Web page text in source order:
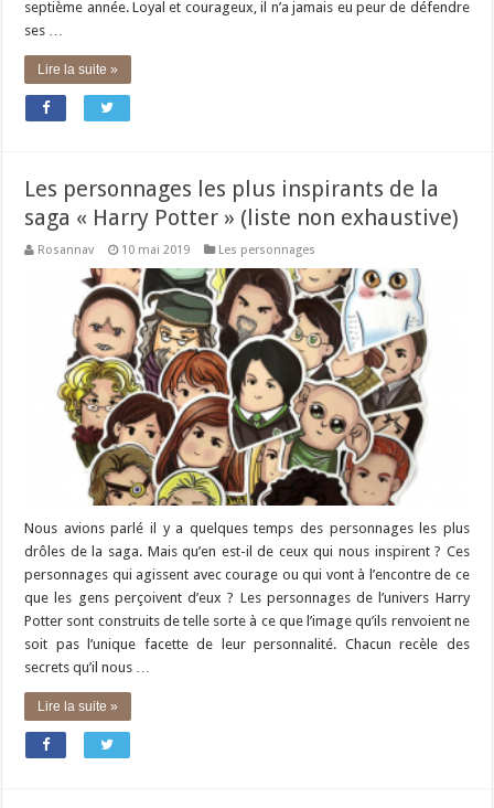
septième année. Loyal et courageux, il n’a jamais eu peur de défendre
ses …
Lire la suite »
Les personnages les plus inspirants de la
saga « Harry Potter » (liste non exhaustive)
Rosannav 10 mai 2019 Les personnages
Nous avions parlé il y a quelques temps des personnages les plus
drôles de la saga. Mais qu’en est-il de ceux qui nous inspirent ? Ces
personnages qui agissent avec courage ou qui vont à l’encontre de ce
que les gens perçoivent d’eux ? Les personnages de l’univers Harry
Potter sont construits de telle sorte à ce que l’image qu’ils renvoient ne
soit pas l’unique facette de leur personnalité. Chacun recèle des
secrets qu’il nous …
Lire la suite »